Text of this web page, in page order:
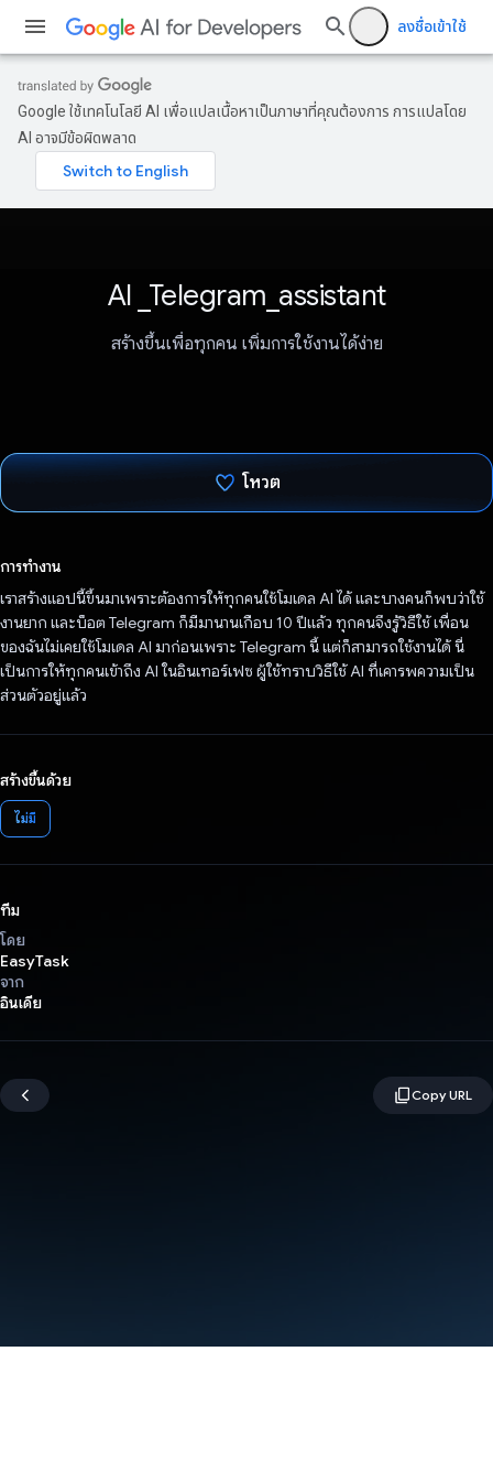
ลงชื่อเข้าใช้
Google ใช้เทคโนโลยี AI เพื่อแปลเนื้อหาเป็นภาษาที่คุณต้องการ การแปลโดย
AI อาจมีข้อผิดพลาด
AI _Telegram_assistant
สร้างขึ้นเพื่อทุกคน เพิ่มการใช้งานได้ง่าย
โหวต
การทำงาน
เราสร้างแอปนี้ขึ้นมาเพราะต้องการให้ทุกคนใช้โมเดล AI ได้ และบางคนก็พบว่าใช้
งานยาก และบ็อต Telegram ก็มีมานานเกือบ 10 ปีแล้ว ทุกคนจึงรู้วิธีใช้ เพื่อน
ของฉันไม่เคยใช้โมเดล AI มาก่อนเพราะ Telegram นี้ แต่ก็สามารถใช้งานได้ นี่
เป็นการให้ทุกคนเข้าถึง AI ในอินเทอร์เฟซ ผู้ใช้ทราบวิธีใช้ AI ที่เคารพความเป็น
ส่วนตัวอยู่แล้ว
สร้างขึ้นด้วย
ไม่มี
ทีม
โดย
EasyTask
จาก
อินเดีย